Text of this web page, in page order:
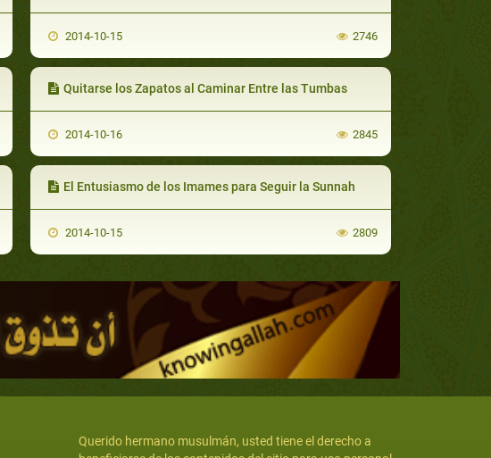
2014-10-15 2746
Quitarse los Zapatos al Caminar Entre las Tumbas
2014-10-16 2845
El Entusiasmo de los Imames para Seguir la Sunnah
2014-10-15 2809
Querido hermano musulmán, usted tiene el derecho a